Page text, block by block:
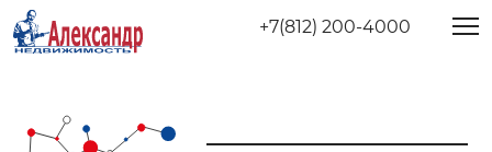
+7(812) 200-4000